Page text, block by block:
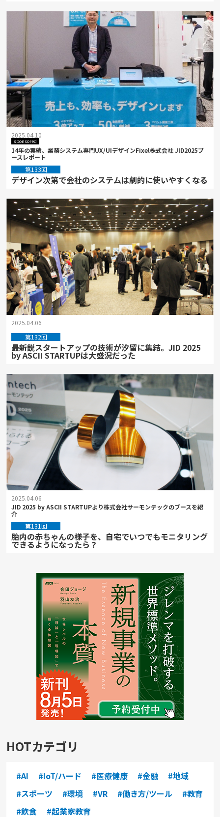
2025.04.10
sponsored
14年の実績、業務システム専門UX/UIデザインFixel株式会社 JID2025ブ
ースレポート
第133回
デザイン次第で会社のシステムは劇的に使いやすくなる
2025.04.06
第132回
最新鋭スタートアップの技術が汐留に集結。JID 2025
by ASCII STARTUPは大盛況だった
2025.04.06
JID 2025 by ASCII STARTUPより株式会社サーモンテックのブースを紹
介
第131回
胎内の赤ちゃんの様子を、自宅でいつでもモニタリング
できるようになったら？
HOTカテゴリ
#AI #IoT/ハード #医療健康 #金融
#地域
#スポーツ
#環境 #VR #働き方/ツール
#教育
#飲食
#起業家教育